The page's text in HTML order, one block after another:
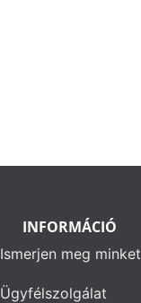
INFORMÁCIÓ
Ismerjen meg minket
Ügyfélszolgálat